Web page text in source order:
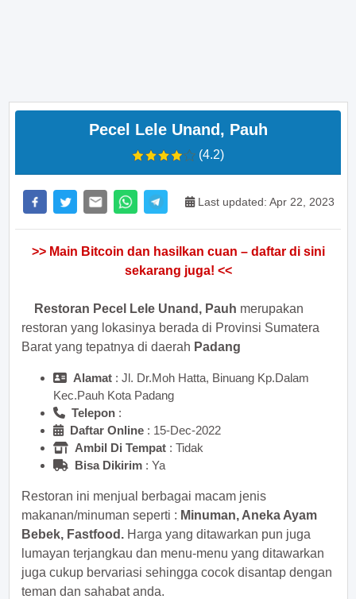
Pecel Lele Unand, Pauh
(4.2)
Last updated: Apr 22, 2023
>> Main Bitcoin dan hasilkan cuan – daftar di sini
sekarang juga! <<
Restoran Pecel Lele Unand, Pauh merupakan
restoran yang lokasinya berada di Provinsi Sumatera
Barat yang tepatnya di daerah Padang
Alamat : Jl. Dr.Moh Hatta, Binuang Kp.Dalam
Kec.Pauh Kota Padang
Telepon :
Daftar Online : 15-Dec-2022
Ambil Di Tempat : Tidak
Bisa Dikirim : Ya
Restoran ini menjual berbagai macam jenis
makanan/minuman seperti : Minuman, Aneka Ayam
Bebek, Fastfood. Harga yang ditawarkan pun juga
lumayan terjangkau dan menu-menu yang ditawarkan
juga cukup bervariasi sehingga cocok disantap dengan
teman dan sahabat anda.